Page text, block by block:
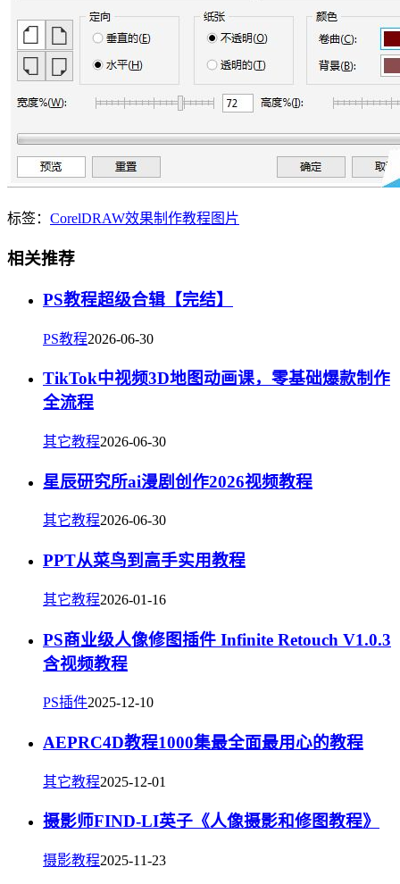
标签： CorelDRAW效果制作教程 图片
相关推荐
PS教程超级合辑【完结】
PS教程2026-06-30
TikTok中视频3D地图动画课，零基础爆款制作
全流程
其它教程2026-06-30
星辰研究所ai漫剧创作2026视频教程
其它教程2026-06-30
PPT从菜鸟到高手实用教程
其它教程2026-01-16
PS商业级人像修图插件 Infinite Retouch V1.0.3
含视频教程
PS插件2025-12-10
AEPRC4D教程1000集最全面最用心的教程
其它教程2025-12-01
摄影师FIND-LI英子《人像摄影和修图教程》
摄影教程2025-11-23